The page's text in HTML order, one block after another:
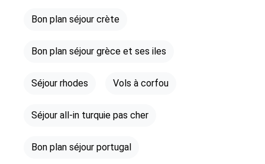
Bon plan séjour crète
Bon plan séjour grèce et ses iles
Séjour rhodes Vols à corfou
Séjour all-in turquie pas cher
Bon plan séjour portugal